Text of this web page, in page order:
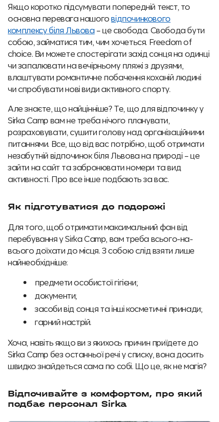
Якщо коротко підсумувати попередній текст, то
основна перевага нашоговідпочинкового
комплексу біля Львова – це свобода. Свобода бути
собою, займатися тим, чим хочеться. Freedom of
choice. Ви можете спостерігати захід сонця на одинці
чи запалювати на вечірньому пляжі з друзями,
влаштувати романтичне побачення коханій людині
чи спробувати нові види активного спорту.
Але знаєте, що найцінніше? Те, що для відпочинку у
Sirka Camp вам не треба нічого планувати,
розраховувати, сушити голову над організаційними
питаннями. Все, що від вас потрібно, щоб отримати
незабутній відпочинок біля Львова на природі – це
зайти на сайт та забронювати номери та вид
активності. Про все інше подбають за вас.
Як підготуватися до подорожі
Для того, щоб отримати максимальний фан від
перебування у Sirka Camp, вам треба всього-на-
всього доїхати до місця. З собою слід взяти лише
найнеобхідніше:
предмети особистої гігієни;
документи;
засоби від сонця та інші косметичні принади;
гарний настрій.
Хоча, навіть якщо ви з якихось причин приїдете до
Sirka Camp без останньої речі у списку, вона досить
швидко знайдеться сама по собі. Що це, як не магія?
Відпочивайте з комфортом, про який
подбає персонал Sirka